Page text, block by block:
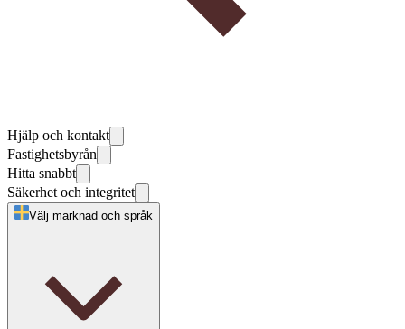
Hjälp och kontakt
Fastighetsbyrån
Hitta snabbt
Säkerhet och integritet
Välj marknad och språk